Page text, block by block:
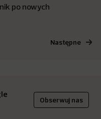
po nowych
Następne
Obserwuj nas